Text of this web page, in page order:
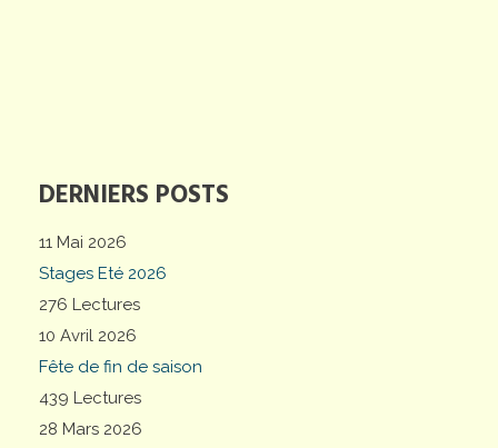
DERNIERS POSTS
11 Mai 2026
Stages Eté 2026
276 Lectures
10 Avril 2026
Fête de fin de saison
439 Lectures
28 Mars 2026